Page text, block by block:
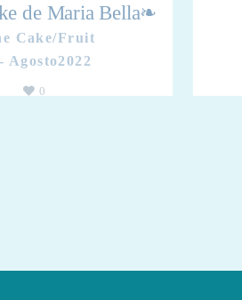
de Maria Bella❧
Cake/Fruit
Agosto2022
0